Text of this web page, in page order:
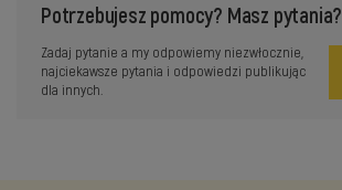
Potrzebujesz pomocy? Masz pytania?
Zadaj pytanie a my odpowiemy niezwłocznie,
najciekawsze pytania i odpowiedzi publikując
dla innych.